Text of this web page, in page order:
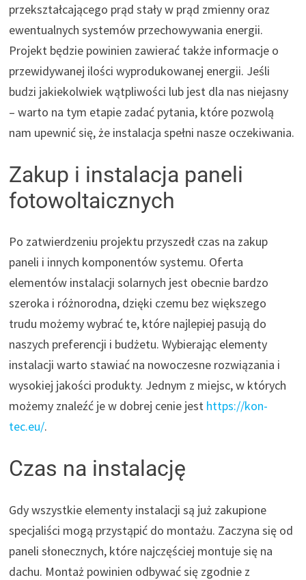
przekształcającego prąd stały w prąd zmienny oraz
ewentualnych systemów przechowywania energii.
Projekt będzie powinien zawierać także informacje o
przewidywanej ilości wyprodukowanej energii. Jeśli
budzi jakiekolwiek wątpliwości lub jest dla nas niejasny
– warto na tym etapie zadać pytania, które pozwolą
nam upewnić się, że instalacja spełni nasze oczekiwania.
Zakup i instalacja paneli
fotowoltaicznych
Po zatwierdzeniu projektu przyszedł czas na zakup
paneli i innych komponentów systemu. Oferta
elementów instalacji solarnych jest obecnie bardzo
szeroka i różnorodna, dzięki czemu bez większego
trudu możemy wybrać te, które najlepiej pasują do
naszych preferencji i budżetu. Wybierając elementy
instalacji warto stawiać na nowoczesne rozwiązania i
wysokiej jakości produkty. Jednym z miejsc, w których
możemy znaleźć je w dobrej cenie jest https://kon-
tec.eu/.
Czas na instalację
Gdy wszystkie elementy instalacji są już zakupione
specjaliści mogą przystąpić do montażu. Zaczyna się od
paneli słonecznych, które najczęściej montuje się na
dachu. Montaż powinien odbywać się zgodnie z